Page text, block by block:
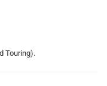
Touring).